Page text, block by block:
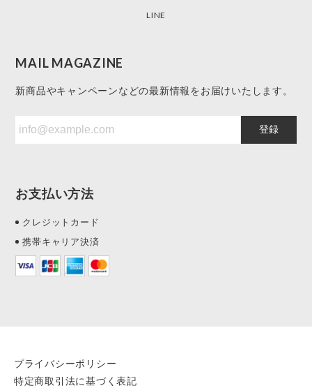
LINE
MAIL MAGAZINE
新商品やキャンペーンなどの最新情報をお届けいたします。
登録
お支払い方法
クレジットカード
携帯キャリア決済
プライバシーポリシー
特定商取引法に基づく表記